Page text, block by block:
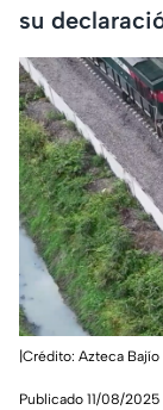
su
|Crédito: Azteca Bajío
Publicado 11/08/2025